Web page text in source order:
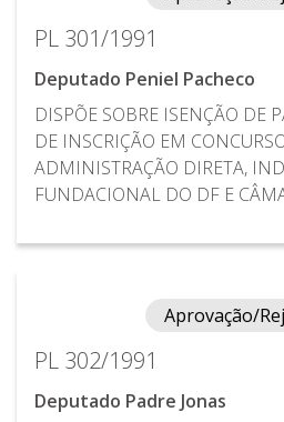
PL 301/1991
Deputado Peniel Pacheco
DISPÕE SOBRE ISENÇÃO DE
DE INSCRIÇÃO EM
ADMINISTRAÇÃO DIRETA,
FUNDACIONAL DO DF E
Aprovação/
PL 302/1991
Deputado Padre Jonas